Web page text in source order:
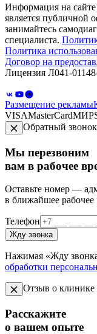
Информация на сайте
является публичной
занимайтесь
специалиста.
Политика
Договор на
Лицензия Л041-
Размещение рекламы
VISAMasterCardМИР
Обратный звонок
Мы перезвоним
вам в рабочее
Оставьте номер —
в ближайшее рабочее
Телефон
Жду звонка
Нажимая «Жду
обработки
Отзыв о клинике
Расскажите
о вашем опыте